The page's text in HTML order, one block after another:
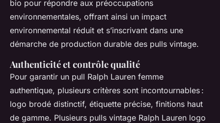
bio pour répondre aux préoccupations
environnementales, offrant ainsi un impact
environnemental réduit et s’inscrivant dans une
démarche de production durable des pulls vintage.
Authenticité et contrôle qualité
Pour garantir un pull Ralph Lauren femme
authentique, plusieurs critères sont incontournables :
logo brodé distinctif, étiquette précise, finitions haut
de gamme. Plusieurs pulls vintage Ralph Lauren logo